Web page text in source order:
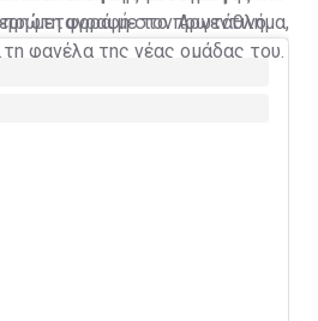
μεταγραφή στο πρωτάθλημα,
πρώτη φορά με τον Αργεντινό
φανέλα της νέας ομάδας του.